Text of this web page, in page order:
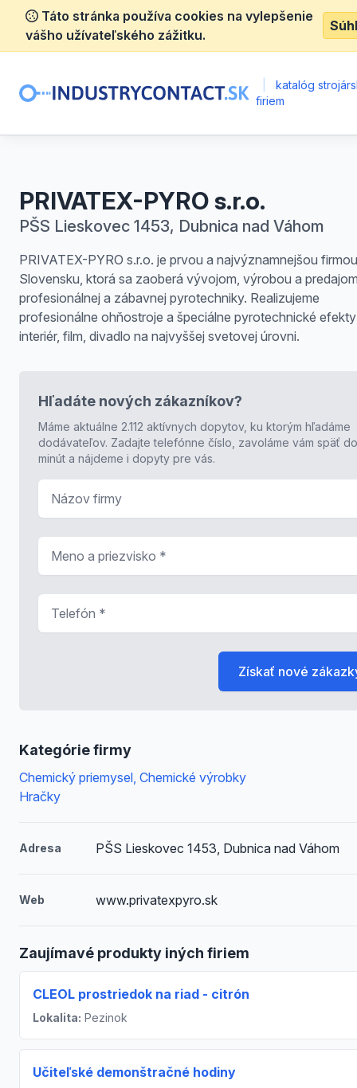
Táto stránka používa cookies na vylepšenie
vášho užívateľského zážitku.
katalóg
firiem
PRIVATEX-PYRO s.r.o.
PŠS Lieskovec 1453, Dubnica nad Váhom
PRIVATEX-PYRO s.r.o. je prvou a najvýznamnejšou
Slovensku, ktorá sa zaoberá vývojom, výrobou a
profesionálnej a zábavnej pyrotechniky. Realizujeme
profesionálne ohňostroje a špeciálne pyrotechnické
interiér, film, divadlo na najvyššej svetovej úrovni.
Kategórie firmy
Chemický priemysel, Chemické výrobky
Hračky
Adresa PŠS Lieskovec 1453, Dubnica nad Váhom
Web www.privatexpyro.sk
Zaujímavé produkty iných firiem
CLEOL prostriedok na riad - citrón
Lokalita: Pezinok
Učiteľské demonštračné hodiny
Hľadáte nových zákazníkov?
Máme aktuálne 2.112 aktívnych dopytov, ku ktorým hľadáme
dodávateľov. Zadajte telefónne číslo, zavoláme vám späť
minút a nájdeme i dopyty pre vás.
Získať nové